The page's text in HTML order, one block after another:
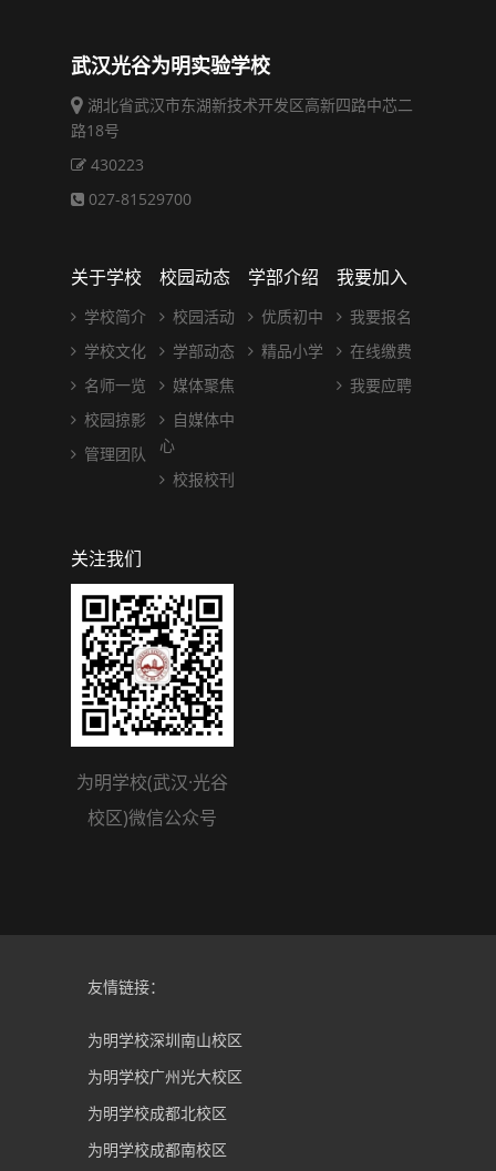
武汉光谷为明实验学校
湖北省武汉市东湖新技术开发区高新四路中芯二
路18号
430223
027-81529700
关于学校
学校简介
学校文化
名师一览
校园掠影
管理团队
校园动态
校园活动
学部动态
媒体聚焦
自媒体中
心
校报校刊
学部介绍
优质初中
精品小学
我要加入
我要报名
在线缴费
我要应聘
关注我们
为明学校(武汉·光谷
校区)微信公众号
友情链接：
为明学校深圳南山校区
为明学校广州光大校区
为明学校成都北校区
为明学校成都南校区